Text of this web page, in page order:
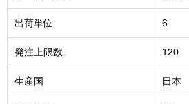
出荷単位 6
発注上限数 120
生産国 日本